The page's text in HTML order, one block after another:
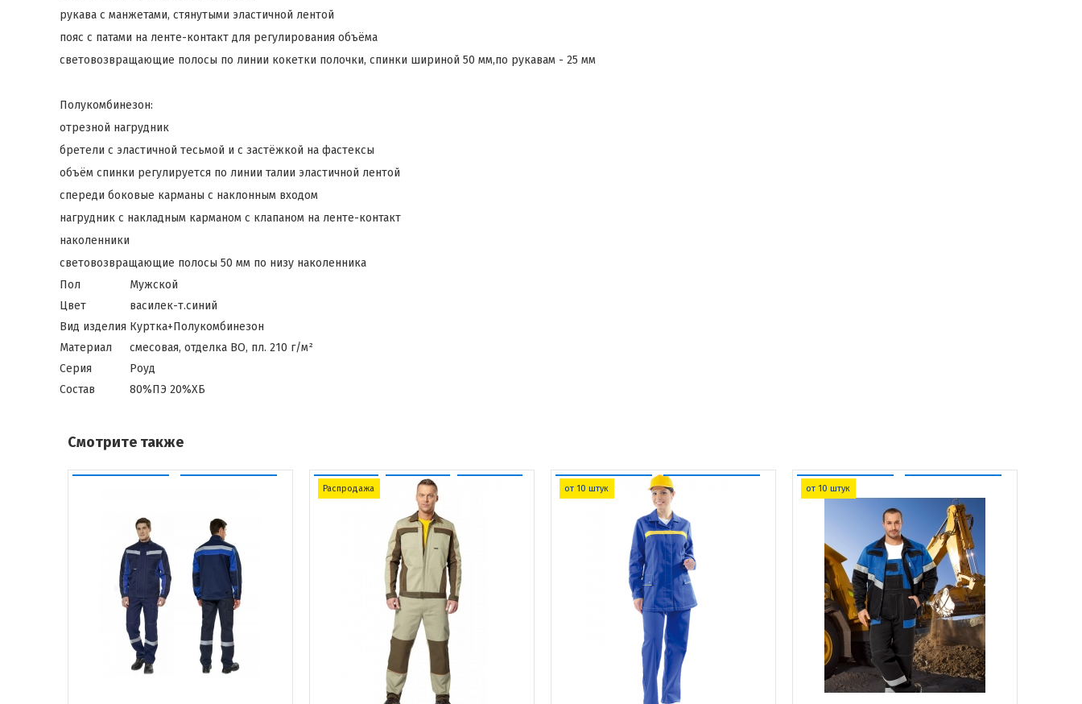
рукава с манжетами, стянутыми эластичной лентой
пояс с патами на ленте-контакт для регулирования объёма
световозвращающие полосы по линии кокетки полочки, спинки шириной 50 мм,по рукавам - 25 мм
Полукомбинезон:
отрезной нагрудник
бретели с эластичной тесьмой и с застёжкой на фастексы
объём спинки регулируется по линии талии эластичной лентой
спереди боковые карманы с наклонным входом
нагрудник с накладным карманом с клапаном на ленте-контакт
наколенники
световозвращающие полосы 50 мм по низу наколенника
Пол
Мужской
Цвет
василек-т.синий
Вид изделия Куртка+Полукомбинезон
Материал
смесовая, отделка ВО, пл. 210 г/м²
Серия
Роуд
Состав
80%ПЭ 20%ХБ
Смотрите также
Распродажа от 10 штук от 10 штук